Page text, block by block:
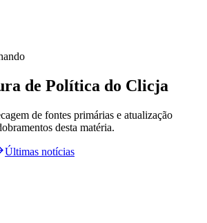
de Política do Clicja
de fontes primárias e atualização
desta matéria.
Últimas notícias